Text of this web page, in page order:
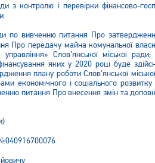
з контролю і перевірки фінансово-
по вивченню питання Про
Про передачу майна комунальної
Слов’янської міської
яких у 2020 році буде
плану роботи Слов'янської
економічного і соціального розвитку
питання Про внесення змін та